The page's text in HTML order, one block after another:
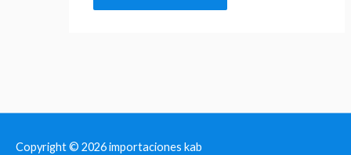
Copyright © 2026importaciones kab